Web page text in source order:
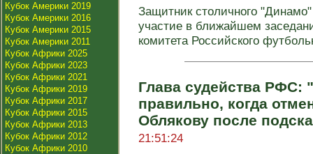
Кубок Америки 2019
Кубок Америки 2016
Кубок Америки 2015
Кубок Америки 2011
Кубок Африки 2025
Кубок Африки 2023
Кубок Африки 2021
Кубок Африки 2019
Кубок Африки 2017
Кубок Африки 2015
Кубок Африки 2013
Кубок Африки 2012
Кубок Африки 2010
Защитник столичного
участие в ближайшем
комитета Российского
Глава судейства РФС:
правильно, когда
Облякову после
21:51:24